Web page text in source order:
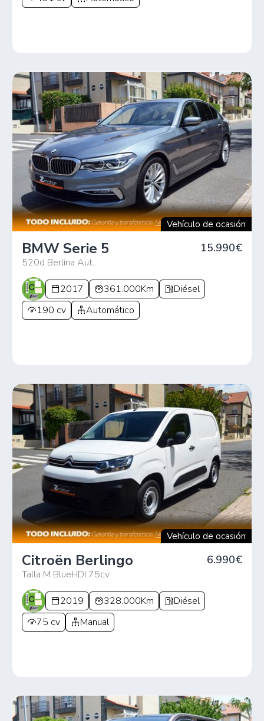
Vehículo de ocasión
BMW Serie 5
520d Berlina Aut.
15.990€
2017 361.000Km
Diésel
190 cv
Automático
Vehículo de ocasión
Citroën Berlingo
Talla M BlueHDI 75cv
6.990€
2019 328.000Km
Diésel
75 cv
Manual